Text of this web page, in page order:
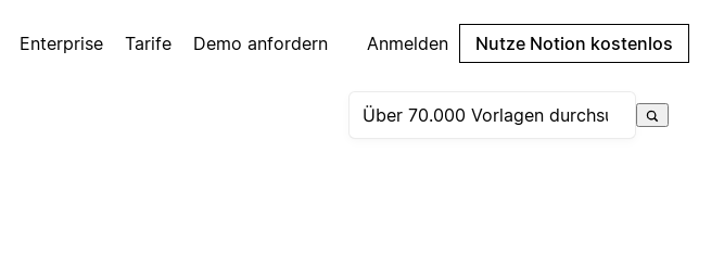
Enterprise Tarife Demo anfordern Anmelden Nutze Notion kostenlos